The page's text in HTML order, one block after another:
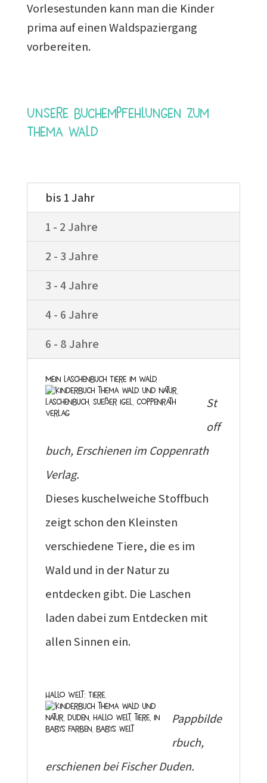
Vorlesestunden kann man die Kinder
prima auf einen Waldspaziergang
vorbereiten.
Unsere Buchempfehlungen zum
Thema Wald
bis 1 Jahr
1 - 2 Jahre
2 - 3 Jahre
3 - 4 Jahre
4 - 6 Jahre
6 - 8 Jahre
Mein Laschenbuch Tiere im Wald.
St
off
buch, Erschienen im Coppenrath
Verlag.
Dieses kuschelweiche Stoffbuch
zeigt schon den Kleinsten
verschiedene Tiere, die es im
Wald und in der Natur zu
entdecken gibt. Die Laschen
laden dabei zum Entdecken mit
allen Sinnen ein.
Hallo Welt: Tiere.
Pappbilde
rbuch,
erschienen bei Fischer Duden.